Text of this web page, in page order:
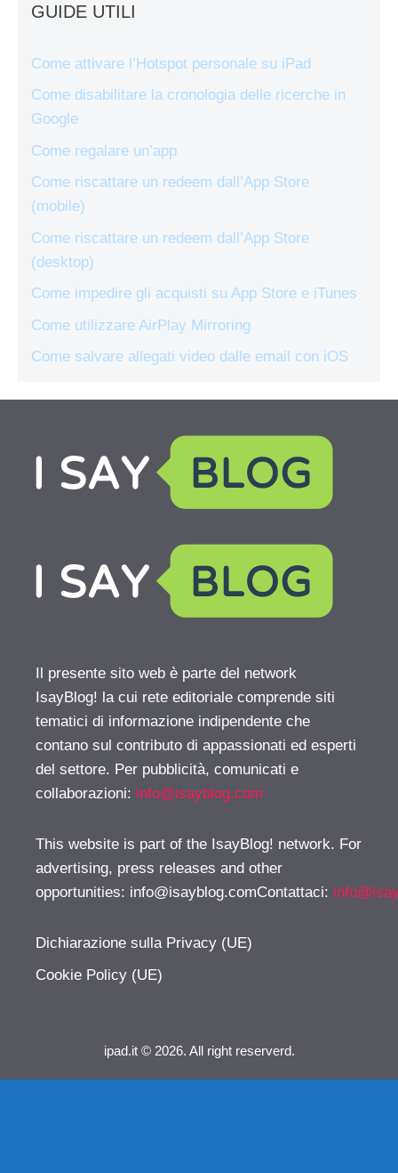
GUIDE UTILI
Come attivare l’Hotspot personale su iPad
Come disabilitare la cronologia delle ricerche in
Google
Come regalare un’app
Come riscattare un redeem dall’App Store
(mobile)
Come riscattare un redeem dall’App Store
(desktop)
Come impedire gli acquisti su App Store e iTunes
Come utilizzare AirPlay Mirroring
Come salvare allegati video dalle email con iOS
Il presente sito web è parte del network
IsayBlog! la cui rete editoriale comprende siti
tematici di informazione indipendente che
contano sul contributo di appassionati ed esperti
del settore. Per pubblicità, comunicati e
collaborazioni: info@isayblog.com
This website is part of the IsayBlog! network. For
advertising, press releases and other
opportunities: info@isayblog.comContattaci:
Dichiarazione sulla Privacy (UE)
Cookie Policy (UE)
ipad.it © 2026. All right reserverd.